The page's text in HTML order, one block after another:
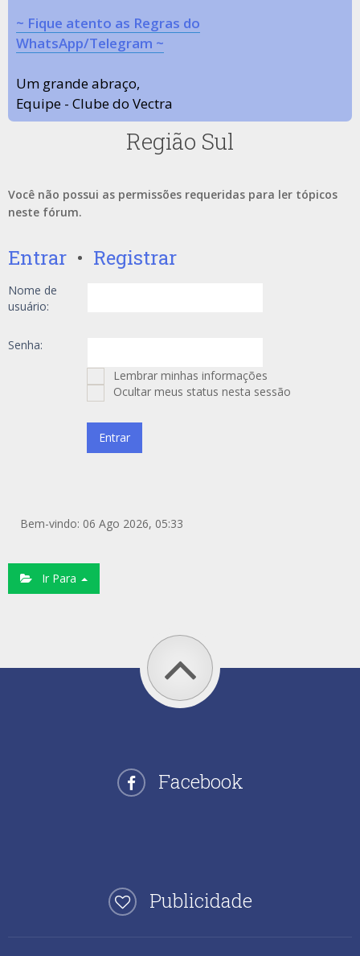
~ Fique atento as Regras do
WhatsApp/Telegram ~
Um grande abraço,
Equipe - Clube do Vectra
Região Sul
Você não possui as permissões requeridas para ler tópicos
neste fórum.
Entrar • Registrar
Nome de
usuário:
Senha:
Lembrar minhas informações
Ocultar meus status nesta sessão
Bem-vindo: 06 Ago 2026, 05:33
Ir Para
Facebook
Publicidade